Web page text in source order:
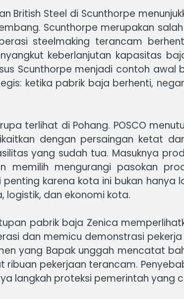
British Steel di Scunthorpe
Scunthorpe merupakan
steelmaking terancam
keberlanjutan kapasitas
Scunthorpe menjadi contoh
ketika pabrik baja berhenti,
terlihat di Pohang. POSCO
dengan persaingan ketat
yang sudah tua. Masuknya
memilih mengurangi pasokan
penting karena kota ini bukan
logistik, dan ekonomi kota.
pabrik baja Zenica
dan memicu demonstrasi
yang Bapak unggah mencatat
ribuan pekerjaan terancam.
langkah proteksi pemerintah yang